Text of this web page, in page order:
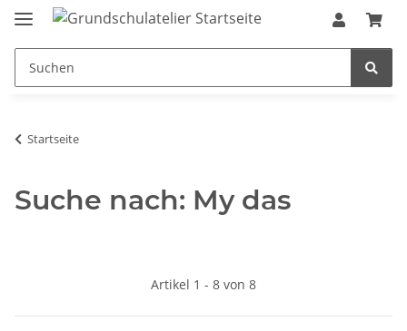
Startseite
Suche nach: My das
Artikel 1 - 8 von 8